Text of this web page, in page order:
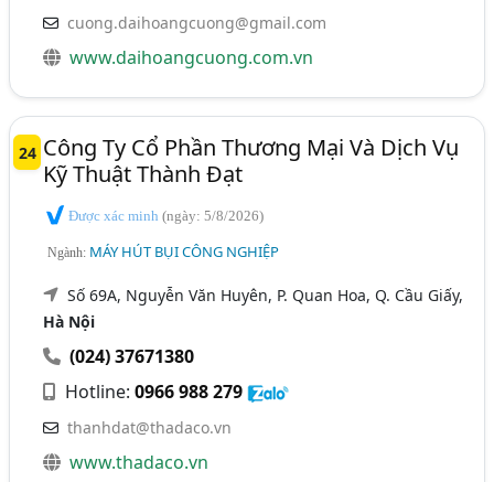
cuong.daihoangcuong@gmail.com
www.daihoangcuong.com.vn
24 Công Ty Cổ Phần Thương Mại Và Dịch Vụ
Kỹ Thuật Thành Đạt
Được xác minh(ngày: 5/8/2026)
Ngành: MÁY HÚT BỤI CÔNG NGHIỆP
Số 69A, Nguyễn Văn Huyên, P. Quan Hoa, Q. Cầu Giấy,
Hà Nội
(024) 37671380
Hotline:0966 988 279
thanhdat@thadaco.vn
www.thadaco.vn